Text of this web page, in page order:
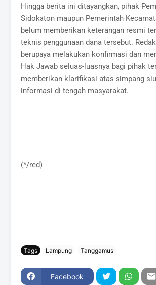
Hingga berita ini ditayangkan, pihak
Sidokaton maupun Pemerintah
belum memberikan keterangan resmi
teknis penggunaan dana tersebut.
berupaya melakukan konfirmasi dan
Hak Jawab seluas-luasnya bagi pihak
memberikan klarifikasi atas simpang
informasi di tengah masyarakat.
(*/red)
Tags Lampung Tanggamus
Facebook